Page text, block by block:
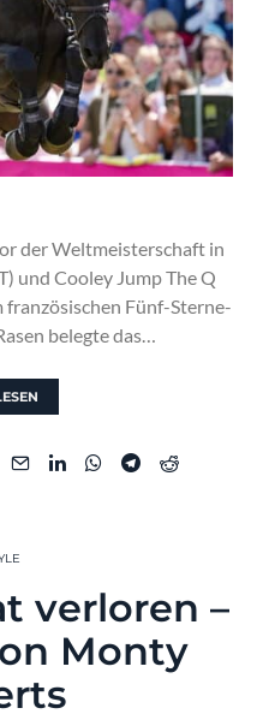
der Weltmeisterschaft in
und Cooley Jump The Q
Fünf-Sterne-
belegte das…
verloren –
Monty